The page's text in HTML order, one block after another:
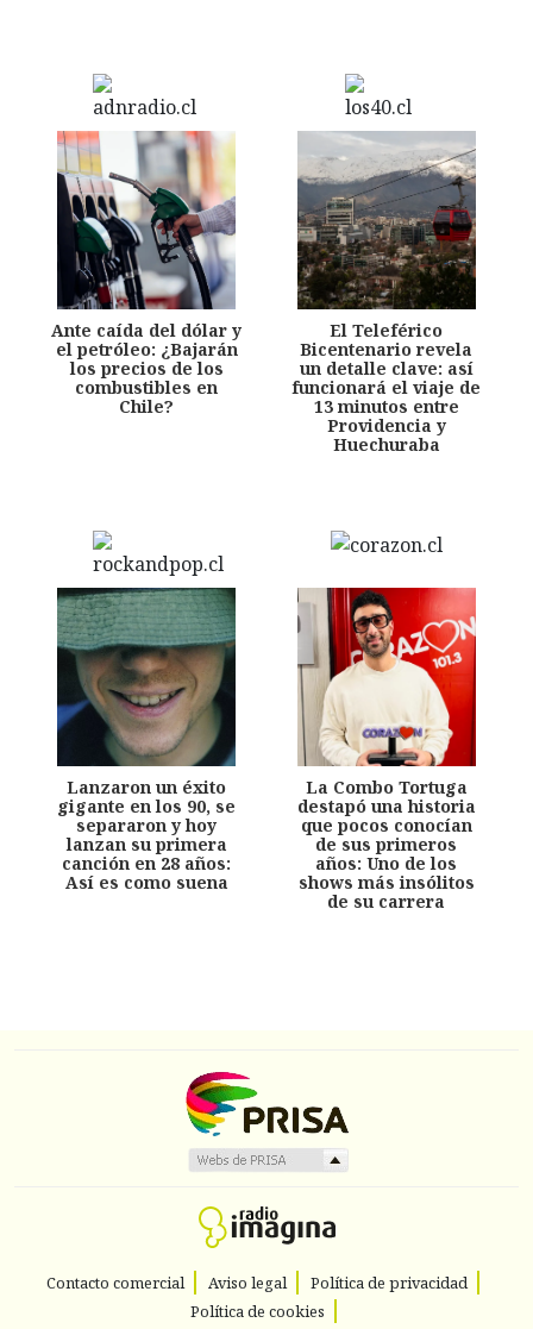
Ante caída del dólar y
el petróleo: ¿Bajarán
los precios de los
combustibles en
Chile?
El Teleférico
Bicentenario revela
un detalle clave: así
funcionará el viaje de
13 minutos entre
Providencia y
Huechuraba
Lanzaron un éxito
gigante en los 90, se
separaron y hoy
lanzan su primera
canción en 28 años:
Así es como suena
La Combo Tortuga
destapó una historia
que pocos conocían
de sus primeros
años: Uno de los
shows más insólitos
de su carrera
Contacto comercial Aviso legal
Política de privacidad
Política de cookies